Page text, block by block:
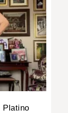
Platino